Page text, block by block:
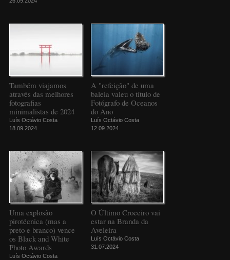
Também viajamos
através das melhores
fotografias
minimalistas de 2024
Luís Octávio Costa
18.09.2024
A "refeição" de uma
baleia valeu o título de
Fotógrafo de Oceanos
do Ano
Luís Octávio Costa
12.09.2024
Uma explosão
pirotécnica (mas a
preto e branco) vence
os Black and White
Photo Awards
Luís Octávio Costa
O Último Croceiro vai
estar na Branda da
Aveleira
Luís Octávio Costa
31.07.2024